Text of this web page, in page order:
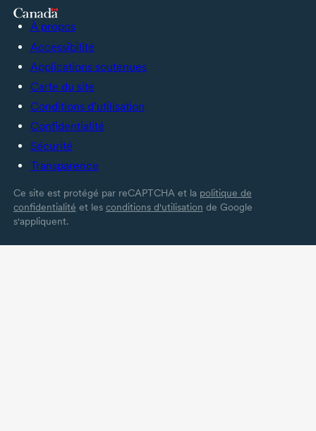
À propos
Accessibilité
Applications soutenues
Carte du site
Conditions d’utilisation
Confidentialité
Sécurité
Transparence
Ce site est protégé par reCAPTCHA et la politique de
confidentialité et les conditions d'utilisation de Google
s'appliquent.